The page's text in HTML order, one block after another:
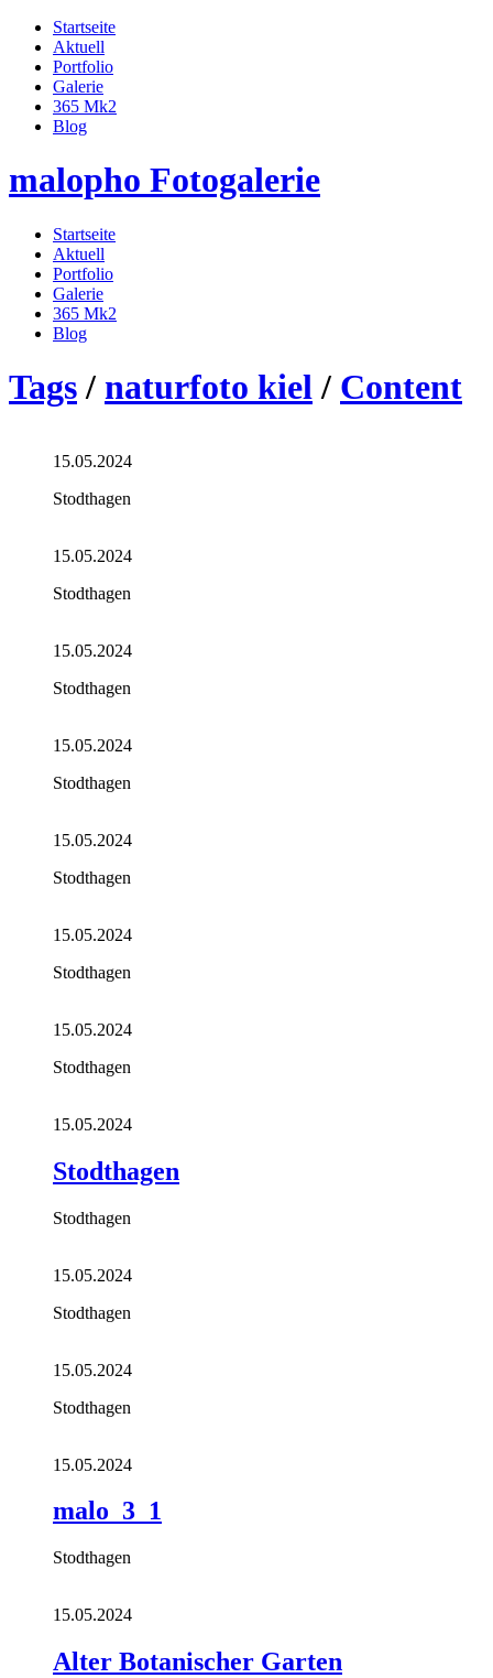
Startseite
Aktuell
Portfolio
Galerie
365 Mk2
Blog
malopho Fotogalerie
Startseite
Aktuell
Portfolio
Galerie
365 Mk2
Blog
Tags/ naturfoto kiel/ Content
15.05.2024
Stodthagen
15.05.2024
Stodthagen
15.05.2024
Stodthagen
15.05.2024
Stodthagen
15.05.2024
Stodthagen
15.05.2024
Stodthagen
15.05.2024
Stodthagen
15.05.2024
Stodthagen
Stodthagen
15.05.2024
Stodthagen
15.05.2024
Stodthagen
15.05.2024
malo_3_1
Stodthagen
15.05.2024
Alter Botanischer Garten